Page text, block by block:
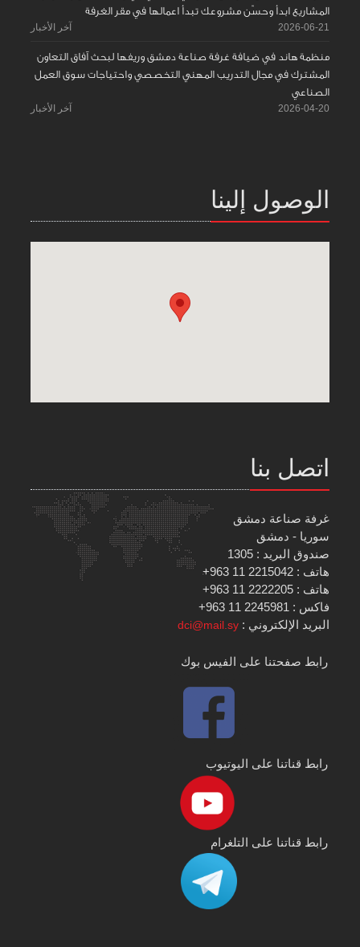
المشاريع ابدأ وحسّن مشروعك تبدأ اعمالها في مقر الغرفة
2026-06-21 آخر الأخبار
منظمة هاند في ضيافة غرفة صناعة دمشق وريفها لبحث آفاق التعاون
المشترك في مجال التدريب المهني التخصصي واحتياجات سوق العمل
الصناعي
2026-04-20 آخر الأخبار
الوصول إلينا
اتصل بنا
غرفة صناعة دمشق
سوريا - دمشق
صندوق البريد : 1305
هاتف : 2215042 11 963+
هاتف : 2222205 11 963+
فاكس : 2245981 11 963+
البريد الإلكتروني :dci@mail.sy
رابط صفحتنا على الفيس بوك
رابط قناتنا على اليوتيوب
رابط قناتنا على التلغرام